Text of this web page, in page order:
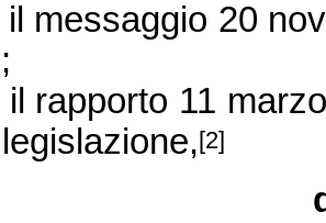
messaggio 20
rapporto 11
[2]